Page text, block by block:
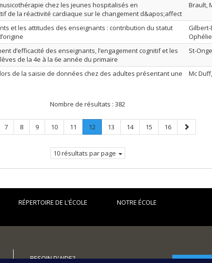
chez les jeunes hospitalisés en
de la réactivité cardiaque sur le changement d&apos;affect
Brault,
et les attitudes des enseignants : contribution du statut
Ophélie
d’efficacité des enseignants, l’engagement cognitif et les
de la 4e à la 6e année du primaire
St-
de la saisie de données chez des adultes présentant une
Mc
Nombre de résultats : 382
Page
7 Page
8 Page
9 Page
10 Page
11 Page
12.
Page
Page
13 Page
14 Page
15 Page
16
Page
suivante
10 résultats par page
RÉPERTOIRE DE L'ÉCOLE NOTRE ÉCOLE
BESOIN D'AIDE?